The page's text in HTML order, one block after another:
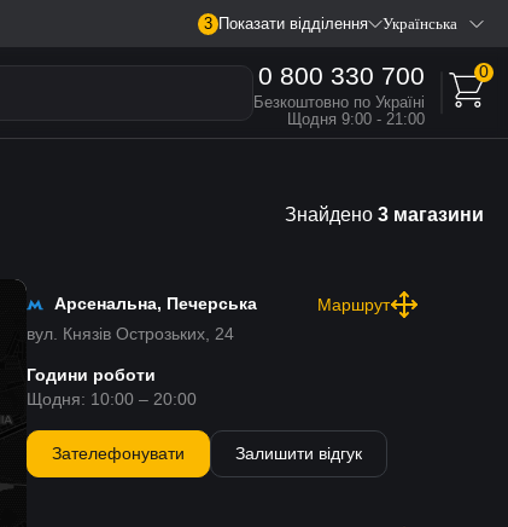
3 Показати відділення Українська
0 800 330 700
Безкоштовно по Україні
Щодня 9:00 - 21:00
0
Знайдено 3 магазини
Арсенальна, Печерська
Маршрут
вул. Князів Острозьких, 24
Години роботи
Щодня: 10:00 – 20:00
Зателефонувати Залишити відгук